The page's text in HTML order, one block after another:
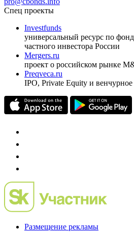
ежеквартальный аналитический
оформить подписку
pro@cbonds.info
Спец проекты
Investfunds
универсальный ресурс по
частного инвестора России
проект о российском рынке
Preqveca.ru